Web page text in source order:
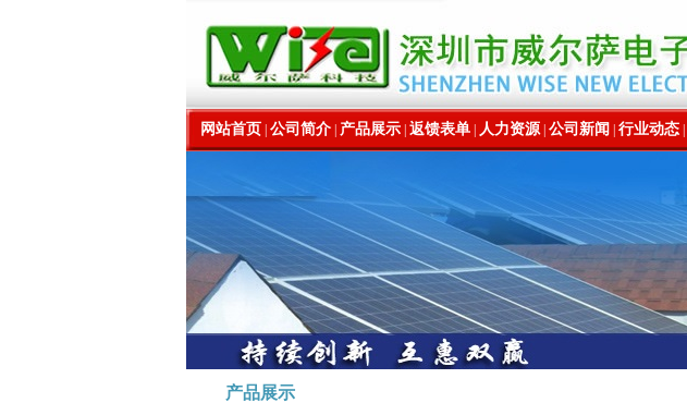
网站首页 公司简介| 产品展示| 返馈表单| 人力资源| 公司新闻 行业动态|
产品展示